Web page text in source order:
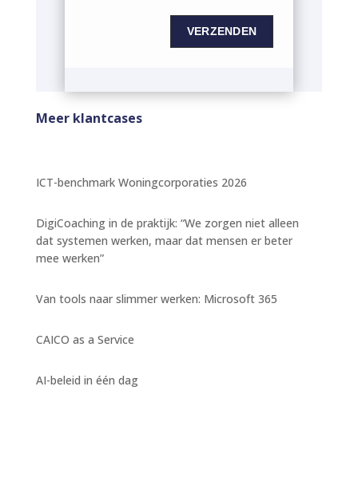
VERZENDEN
Meer klantcases
ICT-benchmark Woningcorporaties 2026
DigiCoaching in de praktijk: “We zorgen niet alleen
dat systemen werken, maar dat mensen er beter
mee werken”
Van tools naar slimmer werken: Microsoft 365
CAICO as a Service
AI-beleid in één dag